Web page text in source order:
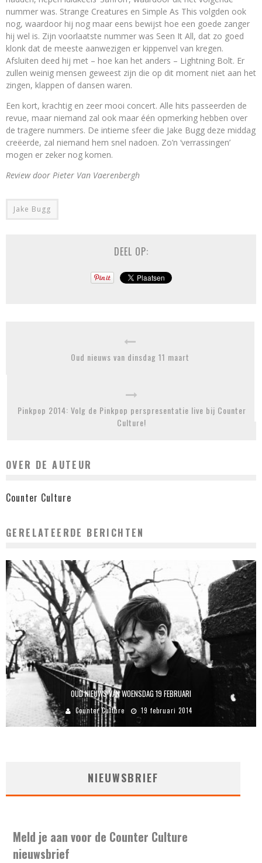
nummer was. Strange Creatures en Simple As This volgden ook
nog, waardoor hij nog maar eens bewijst hoe een goede zanger
hij wel is. Zijn voorlaatste nummer was Seen It All, dat zo goed
klonk dat de meeste aanwezigen er kippenvel van kregen.
Afsluiten deed hij met – hoe kan het anders – Lightning Bolt. Er
zullen weinig mensen geweest zijn die op dit moment niet aan het
zingen, klappen of dansen waren.
Een kort, krachtig en zeer mooi concert. Alle hits passeerden de
revue, maar niemand zal ook maar één opmerking hebben over
de tragere nummers. De intieme sfeer die Jake Bugg deze middag
creëerde, zal niemand hem snel nadoen. Zo’n ‘verrassingen’
mogen er zeker nog komen.
Review door Pieter Van Vaerenbergh
Jake Bugg
DEEL OP:
Oud nieuws van dinsdag 11 maart
Pinkpop 2014: Volg de Pinkpop perspresentatie live bij Counter
Culture!
OVER DE AUTEUR
Counter Culture
GERELATEERDE BERICHTEN
OUD NIEUWS VAN WOENSDAG 19 FEBRUARI
Counter Culture 19 februari 2014
NIEUWSBRIEF
Meld je aan voor de Counter Culture
nieuwsbrief